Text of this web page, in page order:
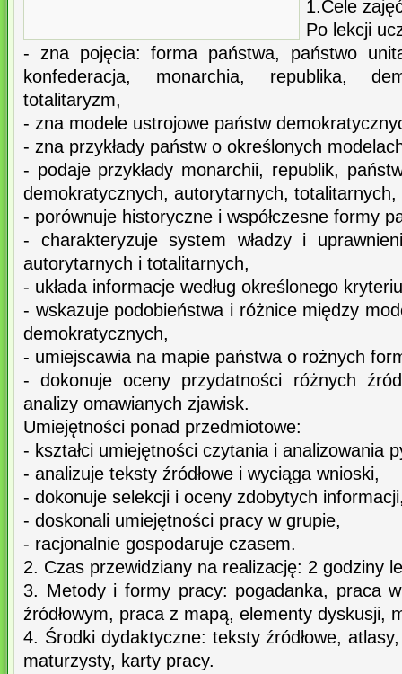
1.Cele
Po lekcji
- zna pojęcia: forma państwa, państwo
konfederacja, monarchia, republika,
totalitaryzm,
- zna modele ustrojowe państw
- zna przykłady państw o określonych
- podaje przykłady monarchii, republik,
demokratycznych, autorytarnych, totalitarnych,
- porównuje historyczne i współczesne formy
- charakteryzuje system władzy i
autorytarnych i totalitarnych,
- układa informacje według określonego
- wskazuje podobieństwa i różnice między
demokratycznych,
- umiejscawia na mapie państwa o rożnych
- dokonuje oceny przydatności różnych
analizy omawianych zjawisk.
Umiejętności ponad przedmiotowe:
- kształci umiejętności czytania i analizowania
- analizuje teksty źródłowe i wyciąga wnioski,
- dokonuje selekcji i oceny zdobytych
- doskonali umiejętności pracy w grupie,
- racjonalnie gospodaruje czasem.
2. Czas przewidziany na realizację: 2 godziny
3. Metody i formy pracy: pogadanka, praca
źródłowym, praca z mapą, elementy dyskusji,
4. Środki dydaktyczne: teksty źródłowe,
maturzysty, karty pracy.